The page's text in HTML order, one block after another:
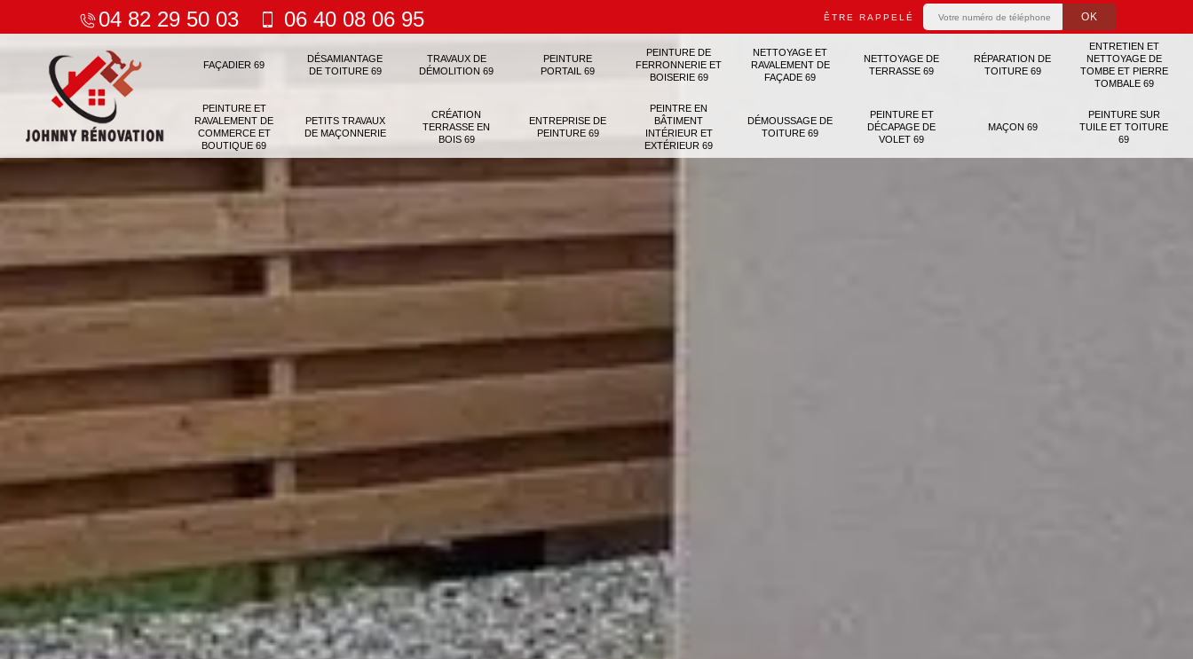
04 82 29 50 03 06 40 08 06 95 ÊTRE RAPPELÉ
FAÇADIER 69
DÉSAMIANTAGE
DE TOITURE 69
TRAVAUX DE
DÉMOLITION 69
PEINTURE
PORTAIL 69
PEINTURE DE
FERRONNERIE ET
BOISERIE 69
NETTOYAGE ET
RAVALEMENT DE
FAÇADE 69
NETTOYAGE DE
TERRASSE 69
RÉPARATION DE
TOITURE 69
ENTRETIEN ET
NETTOYAGE DE
TOMBE ET PIERRE
TOMBALE 69
PEINTURE ET
RAVALEMENT DE
COMMERCE ET
BOUTIQUE 69
PETITS TRAVAUX
DE MAÇONNERIE
CRÉATION
TERRASSE EN
BOIS 69
ENTREPRISE DE
PEINTURE 69
PEINTRE EN
BÂTIMENT
INTÉRIEUR ET
EXTÉRIEUR 69
DÉMOUSSAGE DE
TOITURE 69
PEINTURE ET
DÉCAPAGE DE
VOLET 69
MAÇON 69
PEINTURE SUR
TUILE ET TOITURE
69